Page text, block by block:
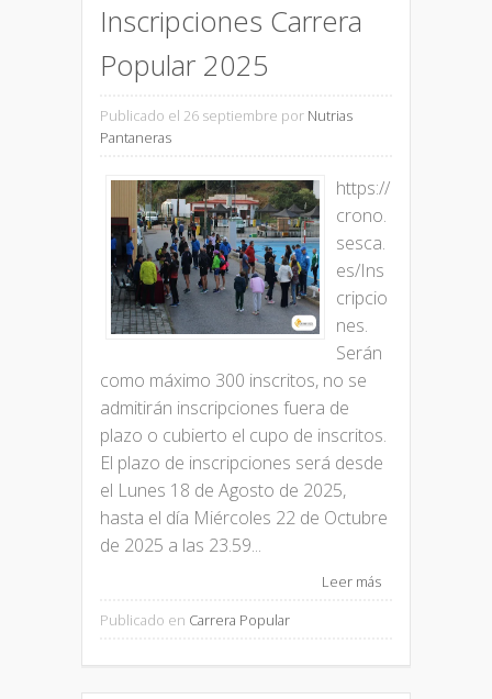
Inscripciones Carrera
Popular 2025
Publicado el 26 septiembre por Nutrias
Pantaneras
https://
crono.
sesca.
es/Ins
cripcio
nes.
Serán
como máximo 300 inscritos, no se
admitirán inscripciones fuera de
plazo o cubierto el cupo de inscritos.
El plazo de inscripciones será desde
el Lunes 18 de Agosto de 2025,
hasta el día Miércoles 22 de Octubre
de 2025 a las 23.59...
Leer más
Publicado en Carrera Popular